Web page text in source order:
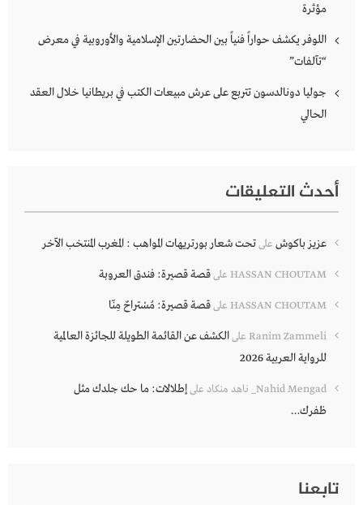
مؤثرة
اللوفر يكشف حواراً فنياً بين الحضارتين الإسلامية والأوروبية في معرض
“تآلفات”
جوليا دونالدسون تتربع على عرش مبيعات الكتب في بريطانيا خلال العقد
الحالي
أحدث التعليقات
عزيز باكوش علىتحت شعار بورتريهات المواهب : المغرب المنتخب الآخر
HASSAN CHOUTAM علىقصة قصيرة: فندق العروبة
HASSAN CHOUTAM علىقصة قصيرة: مُسْتراحٌ مِنّا
Ranim Zammeli علىالكشف عن القائمة الطويلة للجائزة العالمية
للرواية العربية 2026
Nahid Mengad_ ناهد منكاد علىإطلالات: ما حك جلدك مثل
ظفرك…
تابعنا